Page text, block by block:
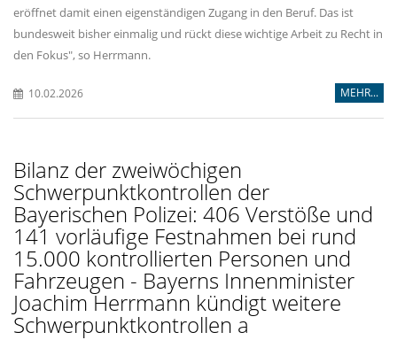
eröffnet damit einen eigenständigen Zugang in den Beruf. Das ist
bundesweit bisher einmalig und rückt diese wichtige Arbeit zu Recht in
den Fokus", so Herrmann.
10.02.2026 MEHR...
Bilanz der zweiwöchigen
Schwerpunktkontrollen der
Bayerischen Polizei: 406 Verstöße und
141 vorläufige Festnahmen bei rund
15.000 kontrollierten Personen und
Fahrzeugen - Bayerns Innenminister
Joachim Herrmann kündigt weitere
Schwerpunktkontrollen a